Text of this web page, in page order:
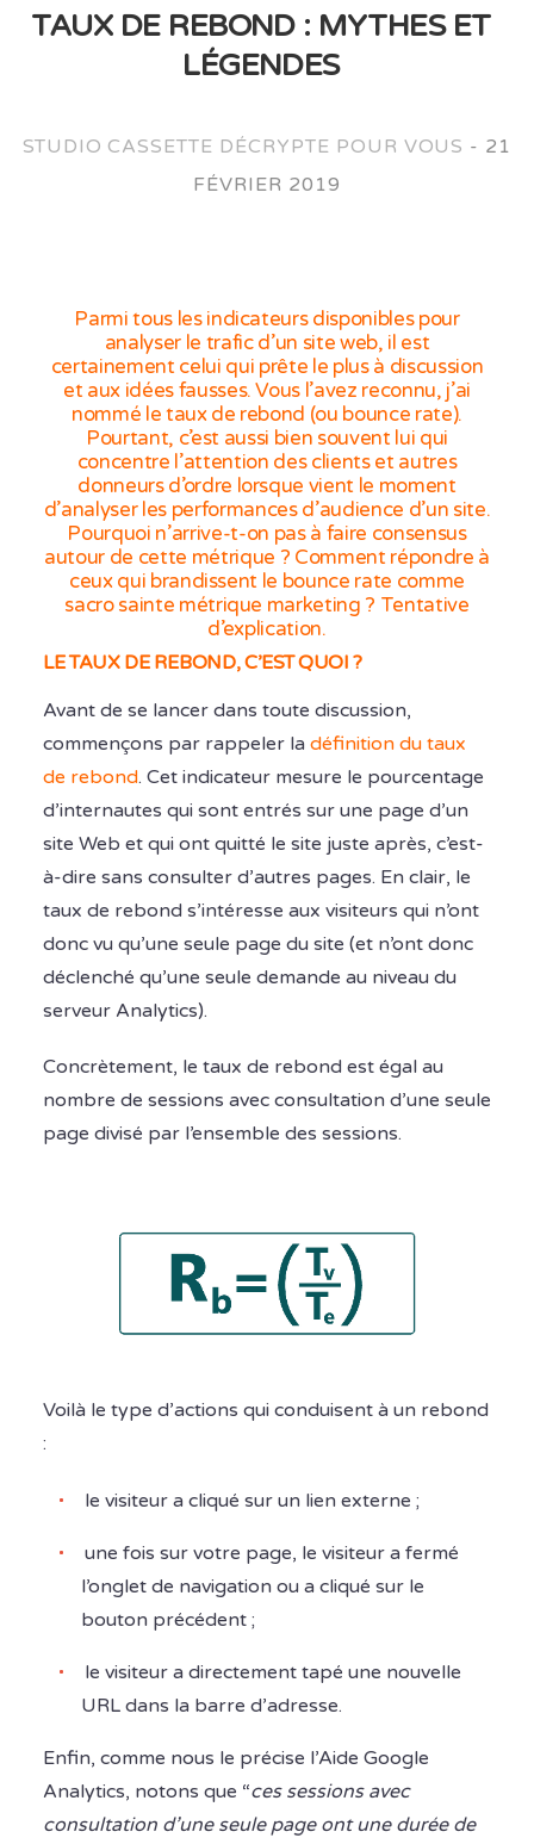
TAUX DE REBOND : MYTHES ET
LÉGENDES
STUDIO CASSETTE DÉCRYPTE POUR VOUS - 21
FÉVRIER 2019
Parmi tous les indicateurs disponibles pour
analyser le trafic d’un site web, il est
certainement celui qui prête le plus à discussion
et aux idées fausses. Vous l’avez reconnu, j’ai
nommé le taux de rebond (ou bounce rate).
Pourtant, c’est aussi bien souvent lui qui
concentre l’attention des clients et autres
donneurs d’ordre lorsque vient le moment
d’analyser les performances d’audience d’un site.
Pourquoi n’arrive-t-on pas à faire consensus
autour de cette métrique ? Comment répondre à
ceux qui brandissent le bounce rate comme
sacro sainte métrique marketing ? Tentative
d’explication.
LE TAUX DE REBOND, C’EST QUOI ?
Avant de se lancer dans toute discussion,
commençons par rappeler la définition du taux
de rebond. Cet indicateur mesure le pourcentage
d’internautes qui sont entrés sur une page d’un
site Web et qui ont quitté le site juste après, c’est-
à-dire sans consulter d’autres pages. En clair, le
taux de rebond s’intéresse aux visiteurs qui n’ont
donc vu qu’une seule page du site (et n’ont donc
déclenché qu’une seule demande au niveau du
serveur Analytics).
Concrètement, le taux de rebond est égal au
nombre de sessions avec consultation d’une seule
page divisé par l’ensemble des sessions.
Voilà le type d’actions qui conduisent à un rebond
:
le visiteur a cliqué sur un lien externe ;
une fois sur votre page, le visiteur a fermé
l’onglet de navigation ou a cliqué sur le
bouton précédent ;
le visiteur a directement tapé une nouvelle
URL dans la barre d’adresse.
Enfin, comme nous le précise l’Aide Google
Analytics, notons que “ces sessions avec
consultation d’une seule page ont une durée de